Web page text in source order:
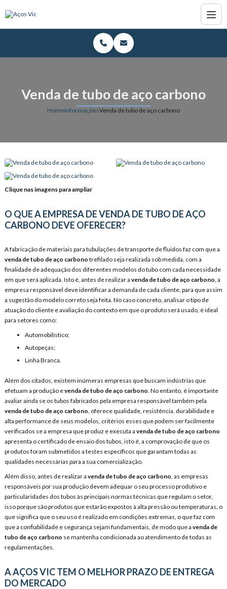
HomeInformaçõesVenda de tubo de aço carbono
Venda de tubo de aço carbono
Clique nas imagens para ampliar
O QUE A EMPRESA DE VENDA DE TUBO DE AÇO
CARBONO DEVE OFERECER?
A fabricação de materiais para tubulações de transporte de fluidos faz com que a
venda de tubo de aço carbono trefilado seja realizada sob medida, com a
finalidade de adequação dos diferentes modelos do tubo com cada necessidade
em que será aplicada. Isto é, antes de realizar a venda de tubo de aço carbono, a
empresa responsável deve identificar a demanda de cada cliente, para que assim
a sugestão do modelo correto seja feita. No caso concreto, analisar o tipo de
atuação do cliente e avaliação do contexto em que o produto será usado, é ideal
para setores como:
Automobilístico;
Autopeças;
Linha Branca.
Além dos citados, existem inúmeras empresas que buscam indústrias que
efetuam a produção evenda de tubo de aço carbono. No entanto, é importante
avaliar ainda se os tubos fabricados pela empresa responsável também pela
venda de tubo de aço carbono, oferece qualidade, resistência, durabilidade e
alta performance de seus modelos, critérios esses que podem ser facilmente
verificados se a empresa que produz e executa a venda de tubo de aço carbono
apresenta o certificado de ensaio dos tubos, isto é, a comprovação de que os
produtos foram submetidos a testes específicos que garantam todas as
qualidades necessárias para a sua comercialização.
Além disso, antes de realizar a venda de tubo de aço carbono, as empresas
responsáveis por sua produção devem adequar o seu processo produtivo e
particularidades dos tubos às principais normas técnicas que regulam o setor,
isso porque são produtos que estarão expostos à alta pressão ou temperaturas, o
que significa que o seu uso é realizado em condições extremas, o que faz com
que a confiabilidade e segurança sejam fundamentais, de modo que a venda de
tubo de aço carbono se mantenha condicionada ao atendimento de todas as
regulamentações.
A AÇOS VIC TEM O MELHOR PRAZO DE ENTREGA
DO MERCADO